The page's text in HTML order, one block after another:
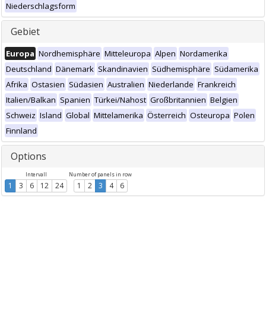
Niederschlagsform
Gebiet
Europa Nordhemisphäre Mitteleuropa Alpen Nordamerika
Deutschland Dänemark Skandinavien Südhemisphäre Südamerika
Afrika Ostasien Südasien Australien Niederlande Frankreich
Italien/Balkan Spanien Türkei/Nahost Großbritannien Belgien
Schweiz Island Global Mittelamerika Österreich Osteuropa Polen
Finnland
Options
Intervall
1 3 6 12 24
Number of panels in row
1 2 3 4 6